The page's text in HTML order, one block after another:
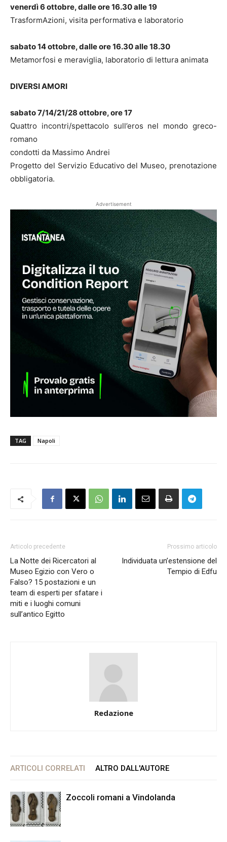
venerdì 6 ottobre, dalle ore 16.30 alle 19
TrasformAzioni, visita performativa e laboratorio
sabato 14 ottobre, dalle ore 16.30 alle 18.30
Metamorfosi e meraviglia, laboratorio di lettura animata
DIVERSI AMORI
sabato 7/14/21/28 ottobre, ore 17
Quattro incontri/spettacolo sull’eros nel mondo greco-
romano
condotti da Massimo Andrei
Progetto del Servizio Educativo del Museo, prenotazione
obbligatoria.
Advertisement
TAG Napoli
Articolo precedente
La Notte dei Ricercatori al
Museo Egizio con Vero o
Falso? 15 postazioni e un
team di esperti per sfatare i
miti e i luoghi comuni
sull’antico Egitto
Prossimo articolo
Individuata un’estensione del
Tempio di Edfu
Redazione
ARTICOLI CORRELATI ALTRO DALL'AUTORE
Zoccoli romani a Vindolanda